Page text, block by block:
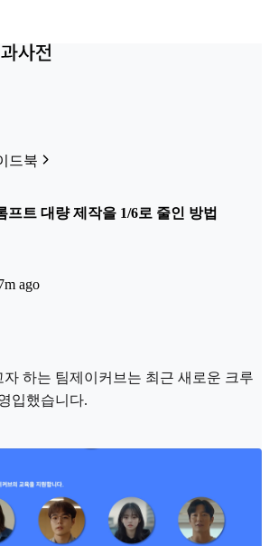
드북
프트 대량 제작을 1/6로 줄인 방법
ago
하는 팀제이커브는 최근 새로운 크루
입했습니다.